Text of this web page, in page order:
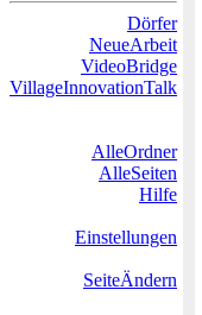
Dörfer
NeueArbeit
VideoBridge
VillageInnovationTalk
AlleOrdner
AlleSeiten
Hilfe
Einstellungen
SeiteÄndern